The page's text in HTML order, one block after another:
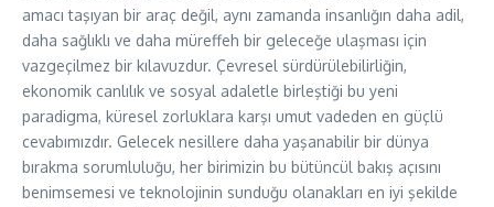
amacı taşıyan bir araç değil, aynı zamanda insanlığın daha adil,
daha sağlıklı ve daha müreffeh bir geleceğe ulaşması için
vazgeçilmez bir kılavuzdur. Çevresel sürdürülebilirliğin,
ekonomik canlılık ve sosyal adaletle birleştiği bu yeni
paradigma, küresel zorluklara karşı umut vadeden en güçlü
cevabımızdır. Gelecek nesillere daha yaşanabilir bir dünya
bırakma sorumluluğu, her birimizin bu bütüncül bakış açısını
benimsemesi ve teknolojinin sunduğu olanakları en iyi şekilde